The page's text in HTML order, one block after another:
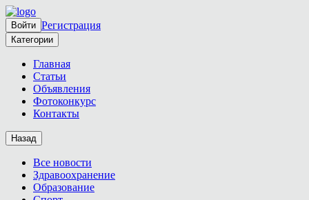
Войти Регистрация
Категории
Главная
Статьи
Объявления
Фотоконкурс
Контакты
Назад
Все новости
Здравоохранение
Образование